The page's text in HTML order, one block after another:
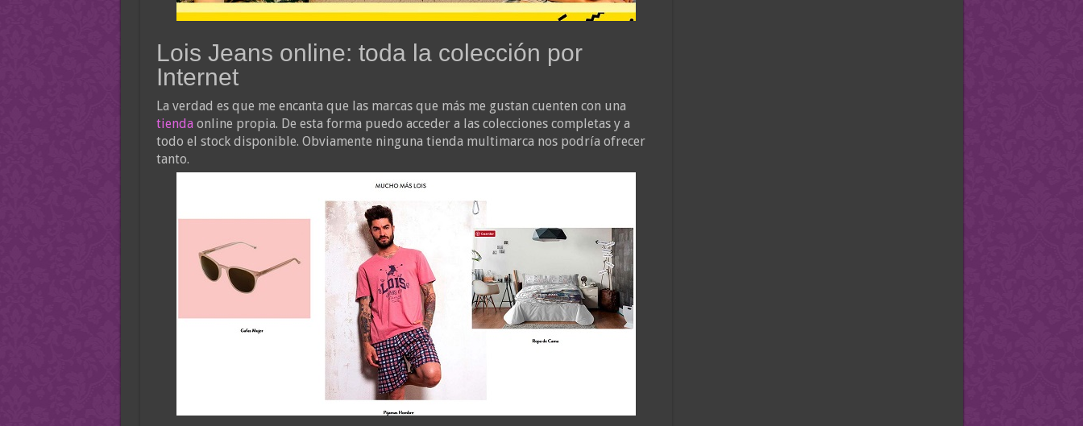
Lois Jeans online: toda la colección por
Internet
La verdad es que me encanta que las marcas que más me gustan cuenten con una
tienda online propia. De esta forma puedo acceder a las colecciones completas y a
todo el stock disponible. Obviamente ninguna tienda multimarca nos podría ofrecer
tanto.